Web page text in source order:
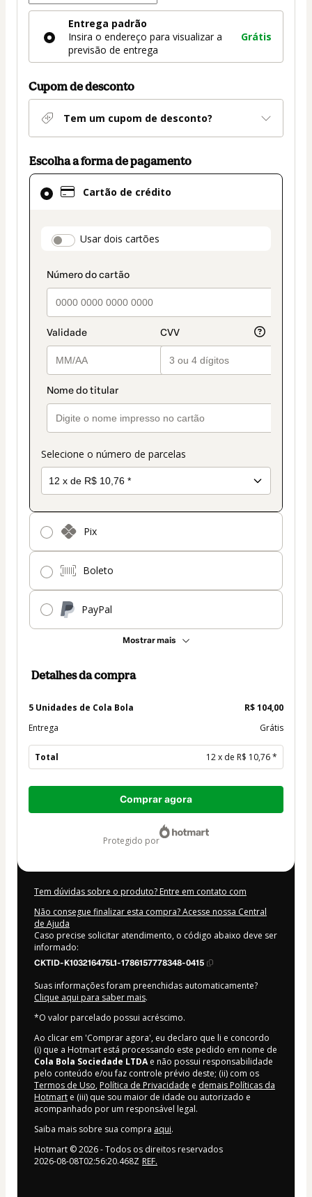
Forma
entrega
Entrega padrão
Insira o endereço para visualizar a
previsão de entrega
Grátis
Cupom de desconto
Tem um cupom de desconto?
Escolha a forma de pagamento
Cartão de crédito
payment_data.section_title_v2
Usar dois cartões
Selecione o número de parcelas
Pix
Boleto
PayPal
Mostrar mais
Cartão
de
como
pagamento
Detalhes da compra
5 Unidades de Cola Bola
R$ 104,00
Entrega
Grátis
Total 12 x de R$ 10,76 *
Total
Comprar agora
protegido por
Tem dúvidas sobre o produto? Entre em contato com
Não consegue finalizar esta compra? Acesse nossa Central
de Ajuda
Caso precise solicitar atendimento, o código abaixo deve ser
informado:
CKTID-K103216475L1-1786157778348-0415
Suas informações foram preenchidas automaticamente?
Clique aqui para saber mais.
*O valor parcelado possui acréscimo.
Ao clicar em 'Comprar agora', eu declaro que li e concordo
(i) que a Hotmart está processando este pedido em nome de
Cola Bola Sociedade LTDAe não possui responsabilidade
pelo conteúdo e/ou faz controle prévio deste; (ii) com os
Termos de Uso, Política de Privacidade e demais Políticas da
Hotmart e (iii) que sou maior de idade ou autorizado e
acompanhado por um responsável legal.
Saiba mais sobre sua compra aqui.
Hotmart ©2026- Todos os direitos reservados
2026-08-08T02:56:20.468Z REF.